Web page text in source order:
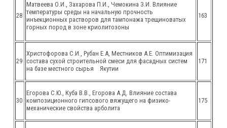
28
Матвеева О.И., Захарова П.И., Чемокина З.И. Влияние
температуры среды на начальную прочность
инъекционных растворов для тампонажа трещиноватых
горных пород в зоне криолитозоны
163
29
Христофорова С.И., Рубан Е.А, Местников А.Е. Оптимизация
состава сухой строительной смеси для фасадных систем
на базе местного сырья Якутии
171
30
Егорова С.Ю., Куба В.В., Егорова А.Д. Влияние состава
композиционного гипсового вяжущего на физико-
механические свойства арболита
175